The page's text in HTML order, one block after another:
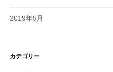
2019年5月
カテゴリー